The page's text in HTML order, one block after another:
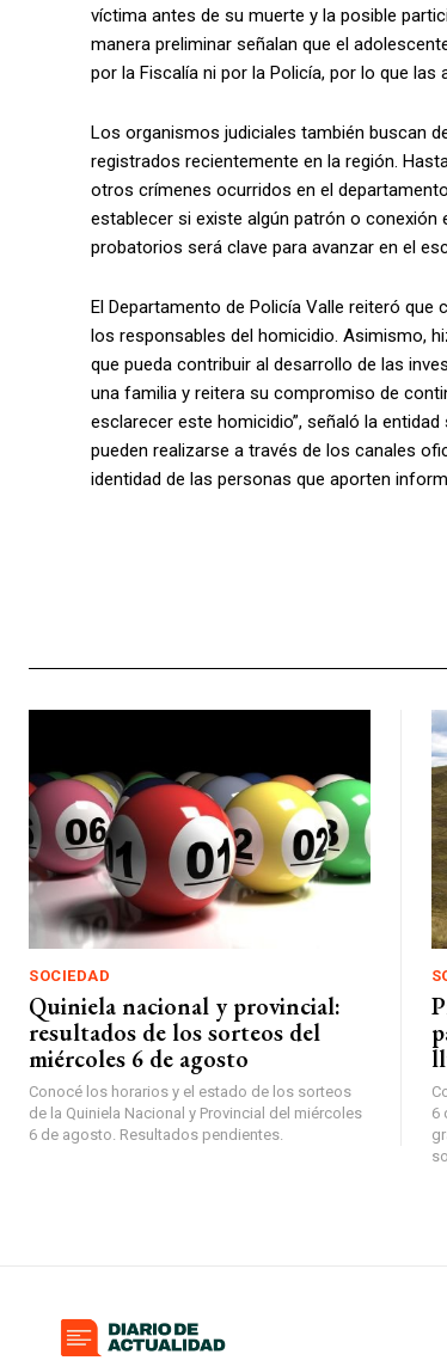
víctima antes de su muerte y la posible
manera preliminar señalan que el
por la Fiscalía ni por la Policía, por lo que
Los organismos judiciales también buscan
registrados recientemente en la región.
otros crímenes ocurridos en el
establecer si existe algún patrón o
probatorios será clave para avanzar en el
El Departamento de Policía Valle reiteró
los responsables del homicidio. Asimismo,
que pueda contribuir al desarrollo de las
una familia y reitera su compromiso de
esclarecer este homicidio”, señaló la
pueden realizarse a través de los canales
identidad de las personas que aporten
SOCIEDAD
Quiniela nacional y provincial:
resultados de los sorteos del
miércoles 6 de agosto
Conocé los horarios y el estado de los sorteos
de la Quiniela Nacional y Provincial del miércoles
6 de agosto. Resultados pendientes.
6